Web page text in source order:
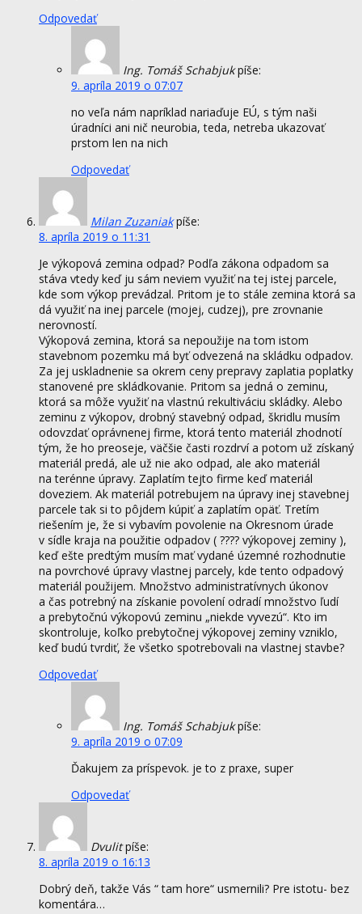
Odpovedať
Ing. Tomáš Schabjuk píše:
9. apríla 2019 o 07:07
no veľa nám napríklad nariaďuje EÚ, s tým naši
úradníci ani nič neurobia, teda, netreba ukazovať
prstom len na nich
Odpovedať
Milan Zuzaniak píše:
8. apríla 2019 o 11:31
Je výkopová zemina odpad? Podľa zákona odpadom sa
stáva vtedy keď ju sám neviem využiť na tej istej parcele,
kde som výkop prevádzal. Pritom je to stále zemina ktorá sa
dá využiť na inej parcele (mojej, cudzej), pre zrovnanie
nerovností.
Výkopová zemina, ktorá sa nepoužije na tom istom
stavebnom pozemku má byť odvezená na skládku odpadov.
Za jej uskladnenie sa okrem ceny prepravy zaplatia poplatky
stanovené pre skládkovanie. Pritom sa jedná o zeminu,
ktorá sa môže využiť na vlastnú rekultiváciu skládky. Alebo
zeminu z výkopov, drobný stavebný odpad, škridlu musím
odovzdať oprávnenej firme, ktorá tento materiál zhodnotí
tým, že ho preoseje, väčšie časti rozdrví a potom už získaný
materiál predá, ale už nie ako odpad, ale ako materiál
na terénne úpravy. Zaplatím tejto firme keď materiál
doveziem. Ak materiál potrebujem na úpravy inej stavebnej
parcele tak si to pôjdem kúpiť a zaplatím opäť. Tretím
riešením je, že si vybavím povolenie na Okresnom úrade
v sídle kraja na použitie odpadov ( ???? výkopovej zeminy ),
keď ešte predtým musím mať vydané územné rozhodnutie
na povrchové úpravy vlastnej parcely, kde tento odpadový
materiál použijem. Množstvo administratívnych úkonov
a čas potrebný na získanie povolení odradí množstvo ľudí
a prebytočnú výkopovú zeminu „niekde vyvezú“. Kto im
skontroluje, koľko prebytočnej výkopovej zeminy vzniklo,
keď budú tvrdiť, že všetko spotrebovali na vlastnej stavbe?
Odpovedať
Ing. Tomáš Schabjuk píše:
9. apríla 2019 o 07:09
Ďakujem za príspevok. je to z praxe, super
Odpovedať
Dvulit píše:
8. apríla 2019 o 16:13
Dobrý deň, takže Vás “ tam hore“ usmernili? Pre istotu- bez
komentára…